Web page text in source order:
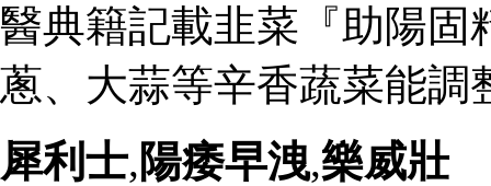
醫典籍記載韭菜『助陽固
蔥、大蒜等辛香蔬菜能調
犀利士, 陽痿早洩,樂威壯